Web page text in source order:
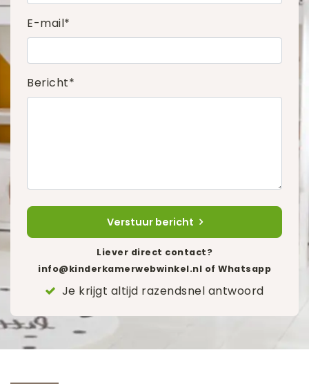
E-mail*
Bericht*
Verstuur bericht
Liever direct contact?
info@kinderkamerwebwinkel.nl of Whatsapp
Je krijgt altijd razendsnel antwoord